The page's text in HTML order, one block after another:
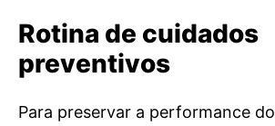
Rotina de cuidados
preventivos
Para preservar a performance do